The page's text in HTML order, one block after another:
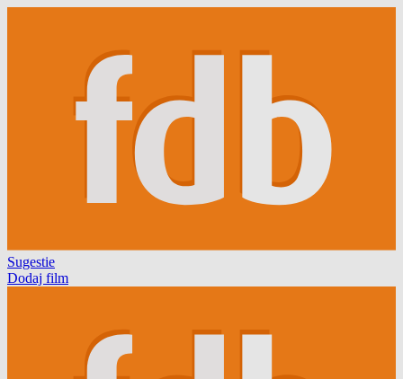
Sugestie
Dodaj film